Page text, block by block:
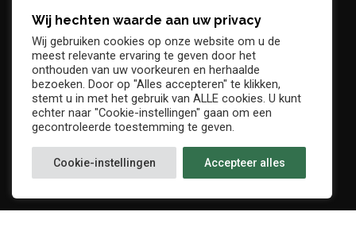
Geschiedenis
Supportersclub
Socio Business Club
Wij hechten waarde aan uw privacy
Wij gebruiken cookies op onze website om u de
meest relevante ervaring te geven door het
onthouden van uw voorkeuren en herhaalde
bezoeken. Door op "Alles accepteren" te klikken,
stemt u in met het gebruik van ALLE cookies. U kunt
echter naar "Cookie-instellingen" gaan om een
gecontroleerde toestemming te geven.
Cookie-instellingen Accepteer alles